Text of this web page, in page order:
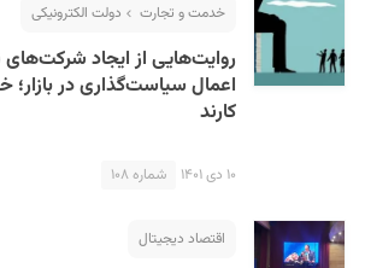
خدمت و تجارت دولت الکترونیکی
روایت‌هایی از ایجاد
اعمال سیاست‌گذاری در
کارند
۱۰ دی ۱۴۰۱ شماره ۱۰۸
اقتصاد دیجیتال